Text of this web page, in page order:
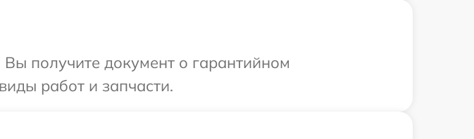
Вы получите документ о гарантийном
работ и запчасти.